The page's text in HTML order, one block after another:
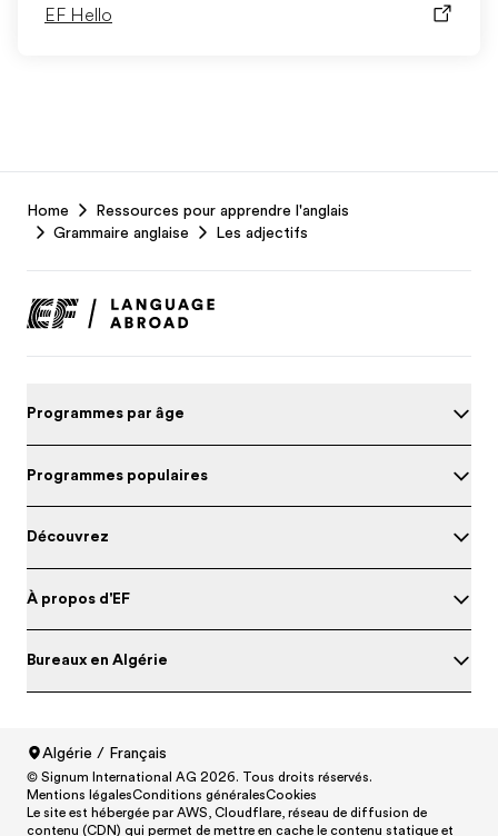
Evalue ton niveau d'anglais
EF Hello
Footer
Home
Ressources pour apprendre l'anglais
Grammaire anglaise
Les adjectifs
Programmes par âge
Programmes populaires
Découvrez
À propos d'EF
Bureaux en Algérie
Algérie / Français
North America/Canada / English
North America /Canada / Français
© Signum International AG 2026. Tous droits réservés.
Mentions légalesConditions généralesCookies
Le site est hébergée par AWS, Cloudflare, réseau de diffusion de
contenu (CDN) qui permet de mettre en cache le contenu statique et